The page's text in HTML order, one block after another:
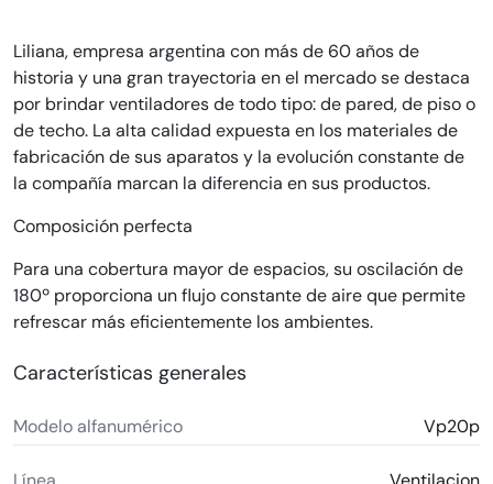
Liliana, empresa argentina con más de 60 años de
historia y una gran trayectoria en el mercado se destaca
por brindar ventiladores de todo tipo: de pared, de piso o
de techo. La alta calidad expuesta en los materiales de
fabricación de sus aparatos y la evolución constante de
la compañía marcan la diferencia en sus productos.
Composición perfecta
Para una cobertura mayor de espacios, su oscilación de
180º proporciona un flujo constante de aire que permite
refrescar más eficientemente los ambientes.
Características generales
Modelo alfanumérico Vp20p